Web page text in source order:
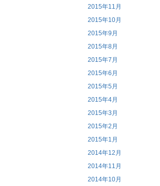
2015年11月
2015年10月
2015年9月
2015年8月
2015年7月
2015年6月
2015年5月
2015年4月
2015年3月
2015年2月
2015年1月
2014年12月
2014年11月
2014年10月